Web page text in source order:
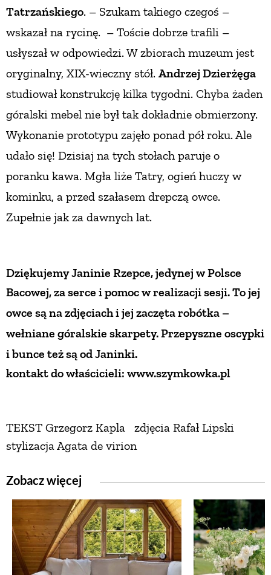
Tatrzańskiego. – Szukam takiego czegoś –
wskazał na rycinę. – Toście dobrze trafili –
usłyszał w odpowiedzi. W zbiorach muzeum jest
oryginalny, XIX-wieczny stół. Andrzej Dzierżęga
studiował konstrukcję kilka tygodni. Chyba żaden
góralski mebel nie był tak dokładnie obmierzony.
Wykonanie prototypu zajęło ponad pół roku. Ale
udało się! Dzisiaj na tych stołach paruje o
poranku kawa. Mgła liże Tatry, ogień huczy w
kominku, a przed szałasem drepczą owce.
Zupełnie jak za dawnych lat.
Dziękujemy Janinie Rzepce, jedynej w Polsce
Bacowej,za serce i pomoc w realizacji sesji. To jej
owce sąna zdjęciach i jej zaczęta robótka –
wełniane góralskie skarpety. Przepyszne oscypki
i bunce też są od Janinki.
kontakt do właścicieli: www.szymkowka.pl
TEKST Grzegorz Kapla zdjęcia Rafał Lipski
stylizacja Agata de virion
Zobacz więcej